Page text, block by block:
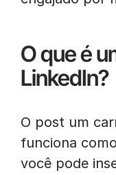
O que é
LinkedIn?
O post um
funciona
você pode